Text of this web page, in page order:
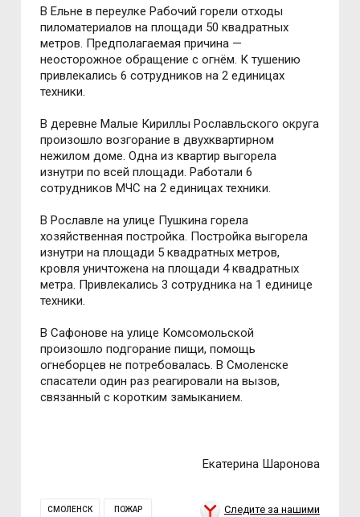
В Ельне в переулке Рабочий горели отходы
пиломатериалов на площади 50 квадратных
метров. Предполагаемая причина —
неосторожное обращение с огнём. К тушению
привлекались 6 сотрудников на 2 единицах
техники.
В деревне Малые Кириллы Рославльского округа
произошло возгорание в двухквартирном
нежилом доме. Одна из квартир выгорела
изнутри по всей площади. Работали 6
сотрудников МЧС на 2 единицах техники.
В Рославле на улице Пушкина горела
хозяйственная постройка. Постройка выгорела
изнутри на площади 5 квадратных метров,
кровля уничтожена на площади 4 квадратных
метра. Привлекались 3 сотрудника на 1 единице
техники.
В Сафонове на улице Комсомольской
произошло подгорание пищи, помощь
огнеборцев не потребовалась. В Смоленске
спасатели один раз реагировали на вызов,
связанный с коротким замыканием.
Екатерина Шаронова
СМОЛЕНСК ПОЖАР
Следите за нашими